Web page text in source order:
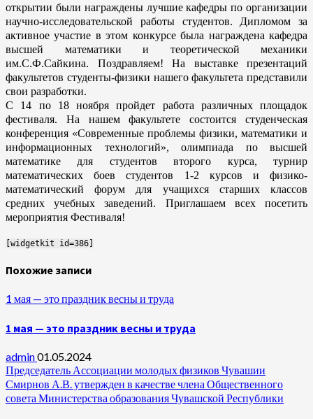
открытии были награждены лучшие кафедры по организации
научно-исследовательской работы студентов. Дипломом за
активное участие в этом конкурсе была награждена кафедра
высшей математики и теоретической механики
им.С.Ф.Сайкина. Поздравляем! На выставке презентаций
факультетов студенты-физики нашего факультета представили
свои разработки.
С 14 по 18 ноября пройдет работа различных площадок
фестиваля. На нашем факультете состоится студенческая
конференция «Современные проблемы физики, математики и
информационных технологий», олимпиада по высшей
математике для студентов второго курса, турнир
математических боев студентов 1-2 курсов и физико-
математический форум для учащихся старших классов
средних учебных заведений. Приглашаем всех посетить
мероприятия Фестиваля!
[widgetkit id=386]
Похожие записи
1 мая — это праздник весны и труда
1 мая — это праздник весны и труда
admin01.05.2024
Председатель Ассоциации молодых физиков Чувашии
Смирнов А.В. утвержден в качестве члена Общественного
совета Министерства образования Чувашской Республики